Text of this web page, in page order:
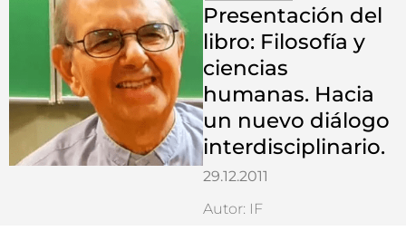
Presentación del
libro: Filosofía y
ciencias
humanas. Hacia
un nuevo diálogo
interdisciplinario.
29.12.2011
Autor: IF